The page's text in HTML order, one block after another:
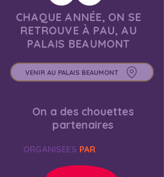
CHAQUE ANNÉE, ON SE
RETROUVE À PAU, AU
PALAIS BEAUMONT
VENIR AU PALAIS BEAUMONT
On a des chouettes
partenaires
ORGANISEES PAR